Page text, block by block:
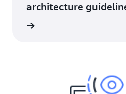
architecture